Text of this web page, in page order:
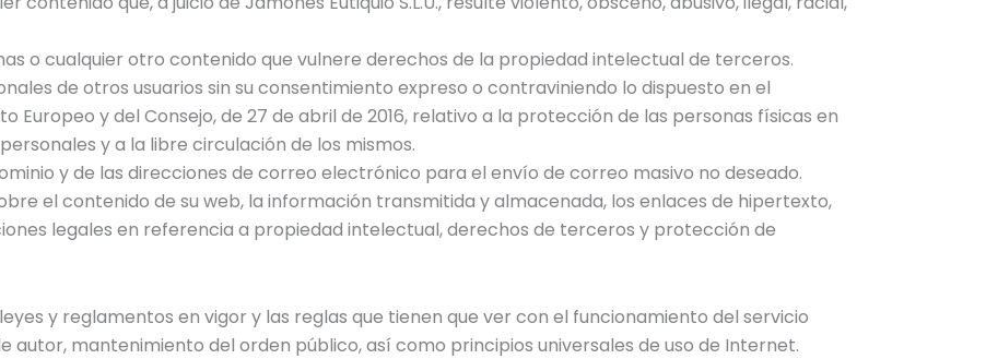
o cualquier otro contenido que vulnere derechos de la propiedad intelectual de terceros.
de otros usuarios sin su consentimiento expreso o contraviniendo lo dispuesto en el
Europeo y del Consejo, de 27 de abril de 2016, relativo a la protección de las personas físicas en
y a la libre circulación de los mismos.
y de las direcciones de correo electrónico para el envío de correo masivo no deseado.
el contenido de su web, la información transmitida y almacenada, los enlaces de hipertexto,
legales en referencia a propiedad intelectual, derechos de terceros y protección de
y reglamentos en vigor y las reglas que tienen que ver con el funcionamiento del servicio
autor, mantenimiento del orden público, así como principios universales de uso de Internet.